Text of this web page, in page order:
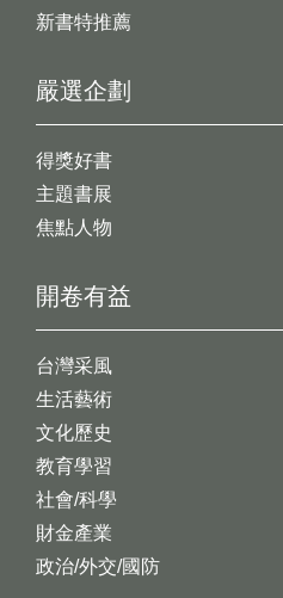
新書特推薦
開卷有益
台灣采風
生活藝術
文化歷史
教育學習
社會/科學
財金產業
政治/外交/國防
嚴選企劃
得獎好書
主題書展
焦點人物